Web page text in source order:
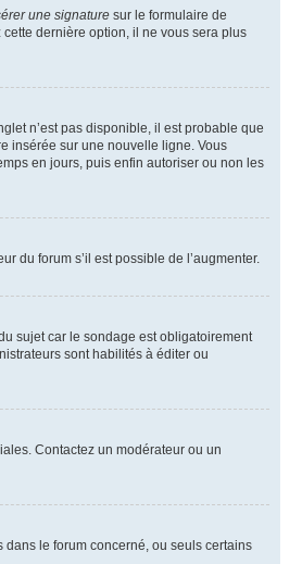
une signature sur le formulaire de
dernière option, il ne vous sera plus
n’est pas disponible, il est probable que
insérée sur une nouvelle ligne. Vous
en jours, puis enfin autoriser ou non les
du forum s’il est possible de l’augmenter.
sujet car le sondage est obligatoirement
sont habilités à éditer ou
Contactez un modérateur ou un
dans le forum concerné, ou seuls certains